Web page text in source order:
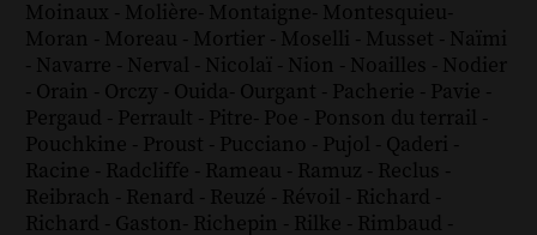
Moinaux - Molière- Montaigne- Montesquieu-
Moran - Moreau - Mortier - Moselli - Musset - Naïmi
- Navarre - Nerval - Nicolaï - Nion - Noailles - Nodier
- Orain - Orczy - Ouida- Ourgant - Pacherie - Pavie -
Pergaud - Perrault - Pitre- Poe - Ponson du terrail -
Pouchkine - Proust - Pucciano - Pujol - Qaderi -
Racine - Radcliffe - Rameau - Ramuz - Reclus -
Reibrach - Renard - Reuzé - Révoil - Richard -
Richard - Gaston- Richepin - Rilke - Rimbaud -